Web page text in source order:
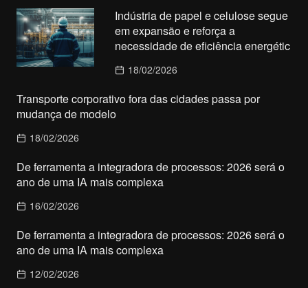
Indústria de papel e celulose segue
em expansão e reforça a
necessidade de eficiência energétic
18/02/2026
Transporte corporativo fora das cidades passa por
mudança de modelo
18/02/2026
De ferramenta a integradora de processos: 2026 será o
ano de uma IA mais complexa
16/02/2026
De ferramenta a integradora de processos: 2026 será o
ano de uma IA mais complexa
12/02/2026